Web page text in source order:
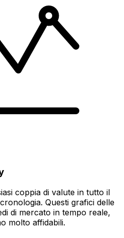
coppia di valute in tutto il
Questi grafici delle
di mercato in tempo reale,
molto affidabili.